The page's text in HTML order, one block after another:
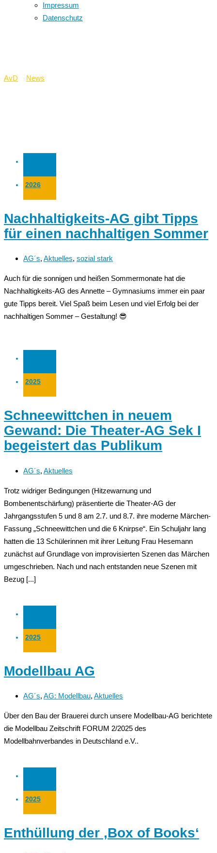
Impressum
Datenschutz
AvD News
2026
Nachhaltigkeits-AG gibt Tipps
für einen nachhaltigen Sommer
AG´s, Aktuelles, sozial stark
Auch für die sonnigen und heißen Sommermonate hat die
Nachhaltigkeits-AG des Annette – Gymnasiums immer ein paar
gute Tipps bereit. Viel Spaß beim Lesen und viel Erfolg bei der
nachhaltigen Sommer – Gestaltung! 😎
2025
Schneewittchen in neuem
Gewand: Die Theater-AG Sek I
begeistert das Publikum
AG´s, Aktuelles
Trotz widriger Bedingungen (Hitzewarnung und
Bombenentschärfung) präsentierte die Theater-AG der
Jahrgangsstufen 5 und 8 am 2.7. und 8.7. ihre moderne Märchen-
Fassung „Schneewittchen und die 6 Knirpse“. Ein Schuljahr lang
hatten die 13 Schülerinnen mit ihrer Leitung Frau Hesemann
zunächst auf Grundlage von improvisierten Szenen das Märchen
umgeschrieben. Nach und nach entstanden neue Szenen mit
Bezug [...]
2025
Modellbau AG
AG´s, AG: Modellbau, Aktuelles
Über den Bau der Brauerei durch unsere Modellbau-AG berichtete
die Modellbau Zeitschrift FORUM 2/2025 des
Modellbahnverbandes in Deutschland e.V..
2025
Enthüllung der ‚Box of Books‘